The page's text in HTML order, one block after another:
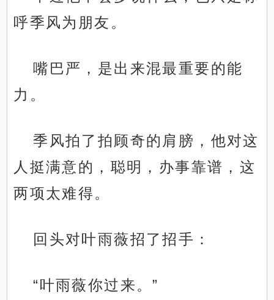
呼季风为朋友。
嘴巴严，是出来混最重要的能
力。
季风拍了拍顾奇的肩膀，他对这
人挺满意的，聪明，办事靠谱，这
两项太难得。
回头对叶雨薇招了招手：
“叶雨薇你过来。”